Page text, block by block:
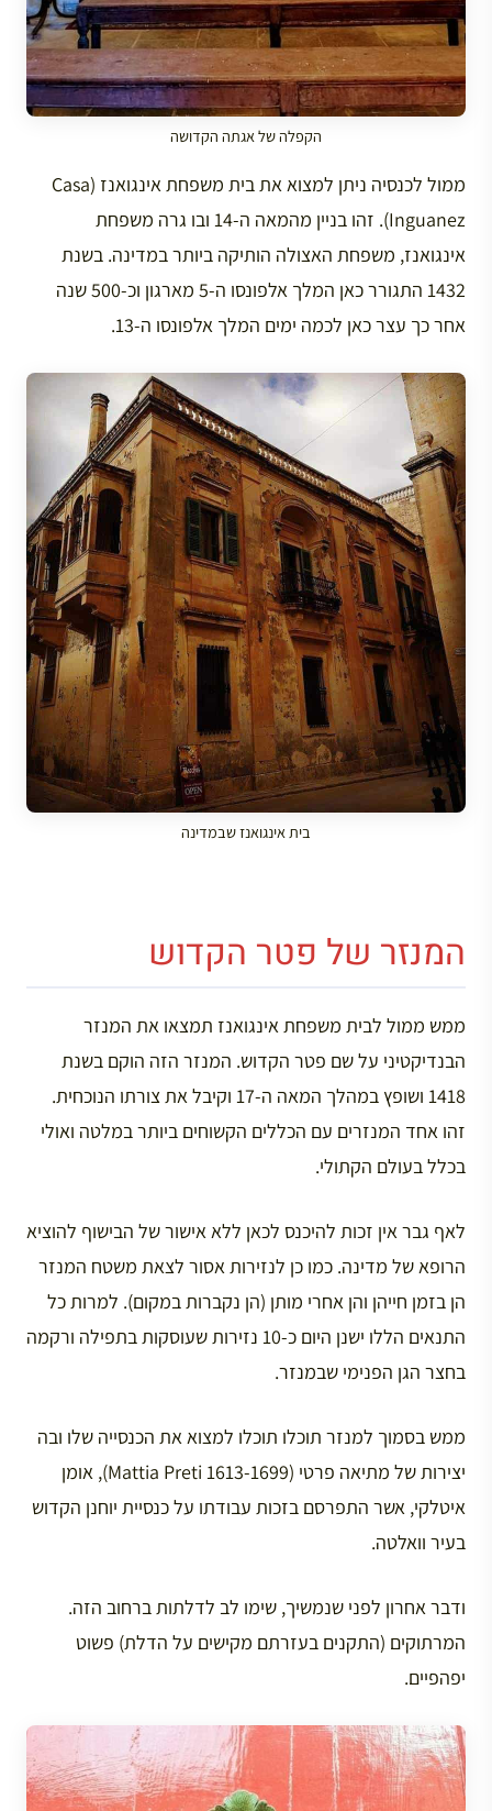
הקפלה של אגתה הקדושה
ממול לכנסיה ניתן למצוא את בית משפחת אינגואנז (Casa
Inguanez). זהו בניין מהמאה ה-14 ובו גרה משפחת
אינגואנז, משפחת האצולה הותיקה ביותר במדינה. בשנת
1432 התגורר כאן המלך אלפונסו ה-5 מארגון וכ-500 שנה
אחר כך עצר כאן לכמה ימים המלך אלפונסו ה-13.
בית אינגואנז שבמדינה
המנזר של פטר הקדוש
ממש ממול לבית משפחת אינגואנז תמצאו את המנזר
הבנדיקטיני על שם פטר הקדוש. המנזר הזה הוקם בשנת
1418 ושופץ במהלך המאה ה-17 וקיבל את צורתו הנוכחית.
זהו אחד המנזרים עם הכללים הקשוחים ביותר במלטה ואולי
בכלל בעולם הקתולי.
לאף גבר אין זכות להיכנס לכאן ללא אישור של הבישוף להוציא
הרופא של מדינה. כמו כן לנזירות אסור לצאת משטח המנזר
הן בזמן חייהן והן אחרי מותן (הן נקברות במקום). למרות כל
התנאים הללו ישנן היום כ-10 נזירות שעוסקות בתפילה ורקמה
בחצר הגן הפנימי שבמנזר.
ממש בסמוך למנזר תוכלו תוכלו למצוא את הכנסייה שלו ובה
יצירות של מתיאה פרטי (Mattia Preti 1613-1699), אומן
איטלקי, אשר התפרסם בזכות עבודתו על כנסיית יוחנן הקדוש
בעיר וואלטה.
ודבר אחרון לפני שנמשיך, שימו לב לדלתות ברחוב הזה.
המרתוקים (התקנים בעזרתם מקישים על הדלת) פשוט
יפהפיים.